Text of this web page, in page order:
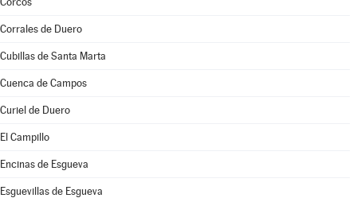
Corrales de Duero
Cubillas de Santa Marta
Cuenca de Campos
Curiel de Duero
El Campillo
Encinas de Esgueva
Esguevillas de Esgueva